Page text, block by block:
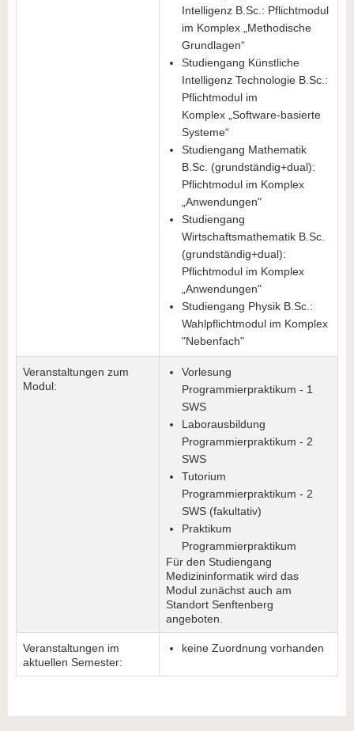
Intelligenz B.Sc.: Pflichtmodul
im Komplex „Methodische
Grundlagen“
Studiengang Künstliche
Intelligenz Technologie B.Sc.:
Pflichtmodul im
Komplex „Software-basierte
Systeme“
Studiengang Mathematik
B.Sc. (grundständig+dual):
Pflichtmodul im Komplex
„Anwendungen"
Studiengang
Wirtschaftsmathematik B.Sc.
(grundständig+dual):
Pflichtmodul im Komplex
„Anwendungen"
Studiengang Physik B.Sc.:
Wahlpflichtmodul im Komplex
"Nebenfach"
Veranstaltungen zum
Modul:
Vorlesung
Programmierpraktikum - 1
SWS
Laborausbildung
Programmierpraktikum - 2
SWS
Tutorium
Programmierpraktikum - 2
SWS (fakultativ)
Praktikum
Programmierpraktikum
Für den Studiengang
Medizininformatik wird das
Modul zunächst auch am
Standort Senftenberg
angeboten.
Veranstaltungen im
aktuellen Semester:
keine Zuordnung vorhanden